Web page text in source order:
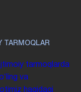
TARMOQLAR
tarmoqlarda
va
haqidagi